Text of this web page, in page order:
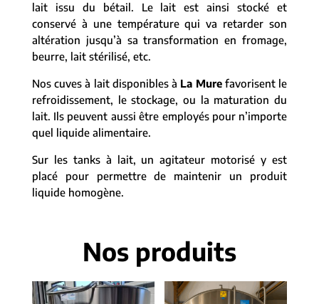
lait issu du bétail. Le lait est ainsi stocké et
conservé à une température qui va retarder son
altération jusqu’à sa transformation en fromage,
beurre, lait stérilisé, etc.
Nos cuves à lait disponibles à La Murefavorisent le
refroidissement, le stockage, ou la maturation du
lait. Ils peuvent aussi être employés pour n’importe
quel liquide alimentaire.
Sur les tanks à lait, un agitateur motorisé y est
placé pour permettre de maintenir un produit
liquide homogène.
Nos produits